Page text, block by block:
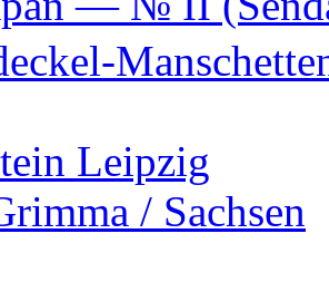
Leipzig
/ Sachsen